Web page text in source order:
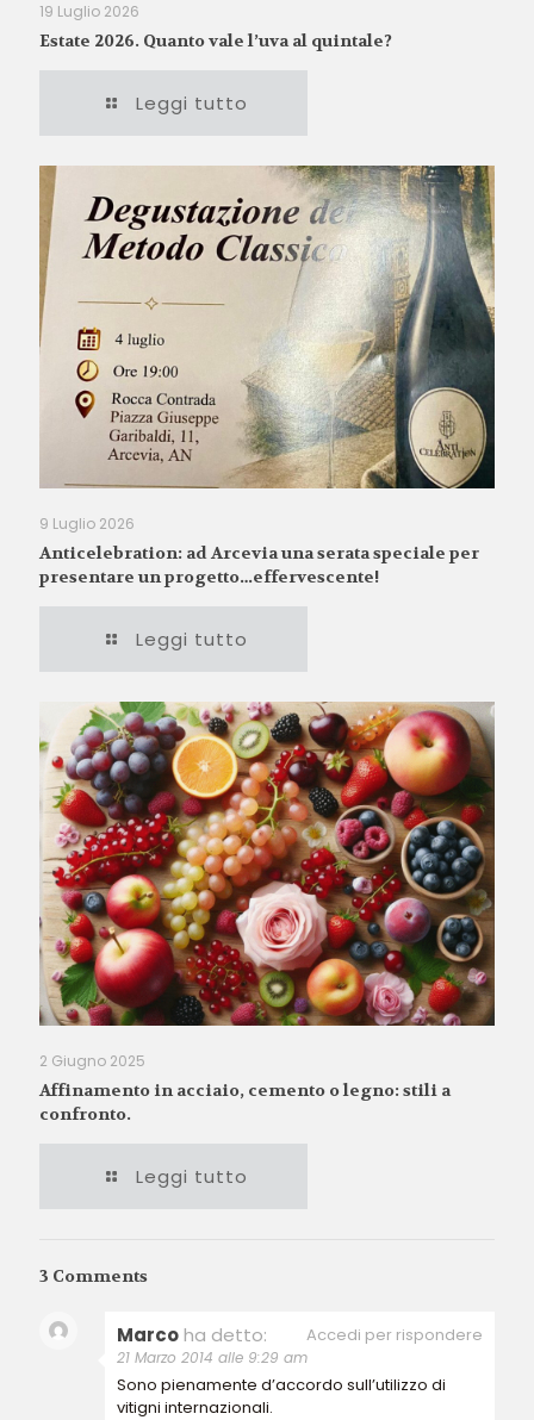
19 Luglio 2026
Estate 2026. Quanto vale l’uva al quintale?
Leggi tutto
9 Luglio 2026
Anticelebration: ad Arcevia una serata speciale per
presentare un progetto…effervescente!
Leggi tutto
2 Giugno 2025
Affinamento in acciaio, cemento o legno: stili a
confronto.
Leggi tutto
3 Comments
Marcoha detto:
21 Marzo 2014 alle 9:29 am
Sono pienamente d’accordo sull’utilizzo di
vitigni internazionali.
Accedi per rispondere